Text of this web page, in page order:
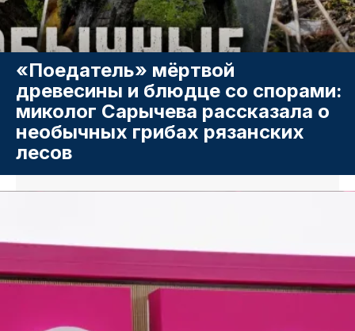
«Поедатель» мёртвой
древесины и блюдце со спорами:
миколог Сарычева рассказала о
необычных грибах рязанских
лесов